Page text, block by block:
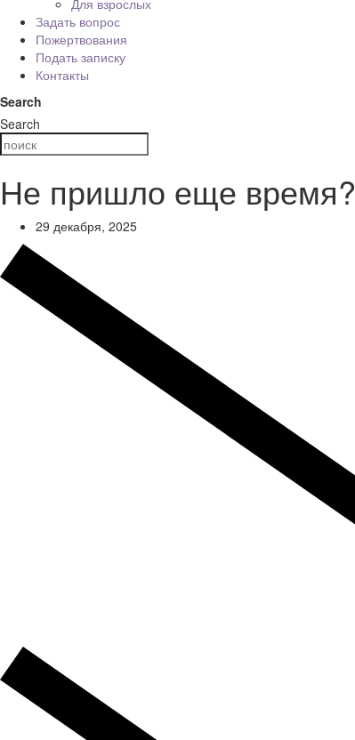
Для взрослых
Задать вопрос
Пожертвования
Подать записку
Контакты
Search
Search
Не пришло еще время?
29 декабря, 2025